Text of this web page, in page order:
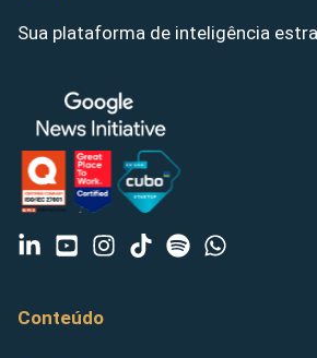
Sua plataforma de inteligência
Conteúdo